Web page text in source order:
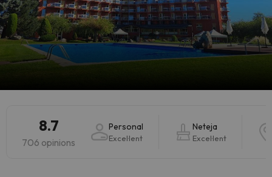
8.7
706 opinions
Personal
Excel·lent
Neteja
Excel·lent